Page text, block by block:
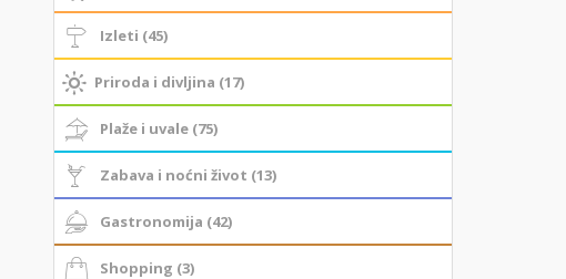
Izleti (45)
Priroda i divljina (17)
Plaže i uvale (75)
Zabava i noćni život (13)
Gastronomija (42)
Shopping (3)